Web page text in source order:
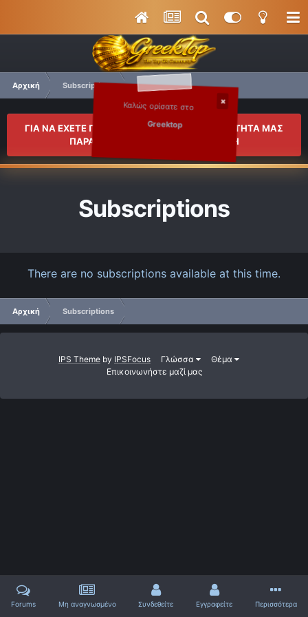
Καλώς ορίσατε στο
Greektop
Αρχική Subscriptions
ΓΙΑ ΝΑ ΕΧΕΤΕ ΠΛΗΡΗ ΠΡΟΣΒΑΣΗ ΣΤΗΝ ΚΟΙΝΟΤΗΤΑ ΜΑΣ
ΠΑΡΑΚΑΛΟΥΜΕ ΚΑΝΤΕ ΜΙΑ ΕΓΓΡΑΦΗ
Subscriptions
There are no subscriptions available at this time.
Αρχική Subscriptions
IPS Theme by IPSFocus Γλώσσα
Θέμα
Επικοινωνήστε μαζί μας
Forums Μη αναγνωσμένο Συνδεθείτε Εγγραφείτε Περισσότερα